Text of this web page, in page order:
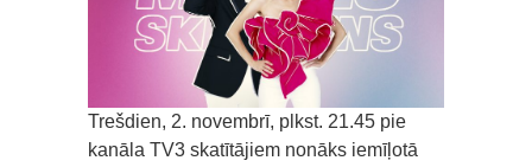
Trešdien, 2. novembrī, plkst. 21.45 pie
kanāla TV3 skatītājiem nonāks iemīļotā